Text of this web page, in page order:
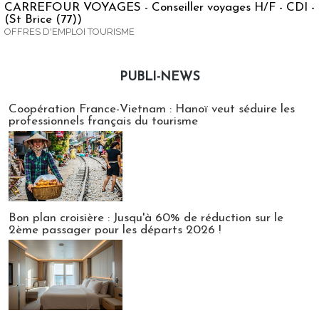
CARREFOUR VOYAGES - Conseiller voyages H/F - CDI -
(St Brice (77))
OFFRES D'EMPLOI TOURISME
PUBLI-NEWS
Coopération France-Vietnam : Hanoï veut séduire les
professionnels français du tourisme
Bon plan croisière : Jusqu'à 60% de réduction sur le
2ème passager pour les départs 2026 !